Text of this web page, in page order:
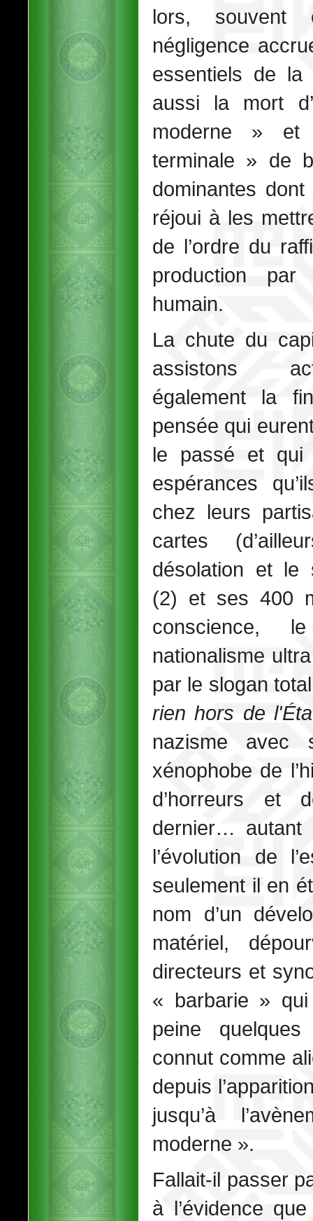
lors, souvent
négligence
essentiels de la
aussi la mort
moderne » et
terminale » de
dominantes dont
réjoui à les
de l’ordre du
production par
humain.
La chute du
assistons
également la
pensée qui
le passé et qui
espérances
chez leurs
cartes
désolation et le
(2) et ses 400
conscience,
nationalisme
par le slogan
rien hors de
nazisme avec
xénophobe de
d’horreurs et
dernier… autant
l’évolution de
seulement il en
nom d’un
matériel,
directeurs et
« barbarie »
peine
connut comme
depuis
jusqu’à
moderne ».
Fallait-il passer
à l’évidence